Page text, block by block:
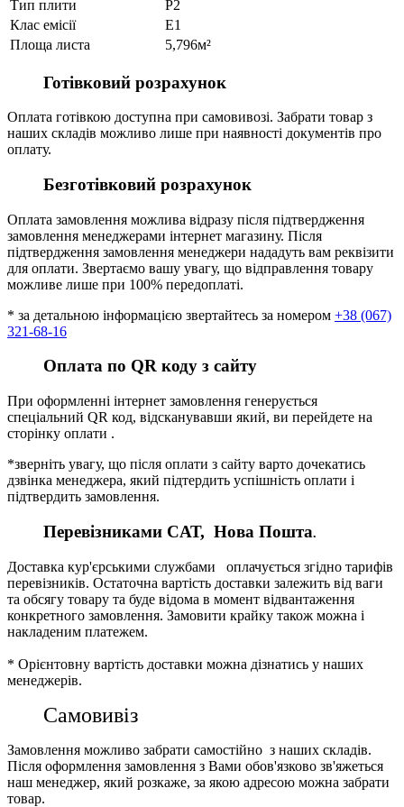
Тип плити
P2
Клас емісії
E1
Площа листа
5,796м²
Готівковий розрахунок
Оплата готівкою доступна при самовивозі. Забрати товар з
наших складів можливо лише при наявності документів про
оплату.
Безготівковий розрахунок
Оплата замовлення можлива відразу після підтвердження
замовлення менеджерами інтернет магазину. Після
підтвердження замовлення менеджери нададуть вам реквізити
для оплати. Звертаємо вашу увагу, що відправлення товару
можливе лише при 100% передоплаті.
* за детальною інформацією звертайтесь за номером +38 (067)
321-68-16
Оплата по QR коду з сайту
При оформленні інтернет замовлення генерується
спеціальний QR код, відсканувавши який, ви перейдете на
сторінку оплати .
*зверніть увагу, що після оплати з сайту варто дочекатись
дзвінка менеджера, який підтердить успішність оплати і
підтвердить замовлення.
Перевізниками CАТ, Нова Пошта.
Доставка кур'єрськими службами оплачується згідно тарифів
перевізників. Остаточна вартість доставки залежить від ваги
та обсягу товару та буде відома в момент відвантаження
конкретного замовлення. Замовити крайку також можна і
накладеним платежем.
* Орієнтовну вартість доставки можна дізнатись у наших
менеджерів.
Самовивіз
Замовлення можливо забрати самостійно з наших складів.
Після оформлення замовлення з Вами обов'язково зв'яжеться
наш менеджер, який розкаже, за якою адресою можна забрати
товар.